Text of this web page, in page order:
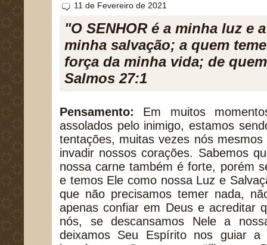
11 de Fevereiro de 2021
"O SENHOR é a minha luz e a
minha salvação; a quem
força da minha vida; de
Salmos 27:1
Pensamento: Em muitos
assolados pelo inimigo, estamos
tentações, muitas vezes nós
invadir nossos corações. Sabemos
nossa carne também é forte, porém
e temos Ele como nossa Luz e
que não precisamos temer nada,
apenas confiar em Deus e acreditar
nós, se descansamos Nele a
deixamos Seu Espírito nos guiar a